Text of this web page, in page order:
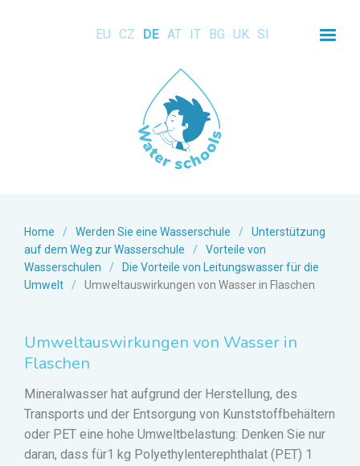
EU CZ DE AT IT BG UK SI
Home / Werden Sie eine Wasserschule /
Unterstützung
auf dem Weg zur Wasserschule
/
Vorteile von
Wasserschulen
/
Die Vorteile von Leitungswasser für die
Umwelt
/ Umweltauswirkungen von Wasser in Flaschen
Umweltauswirkungen von Wasser in
Flaschen
Mineralwasser hat aufgrund der Herstellung, des
Transports und der Entsorgung von Kunststoffbehältern
oder PET eine hohe Umweltbelastung: Denken Sie nur
daran, dass für1 kg Polyethylenterephthalat (PET) 1